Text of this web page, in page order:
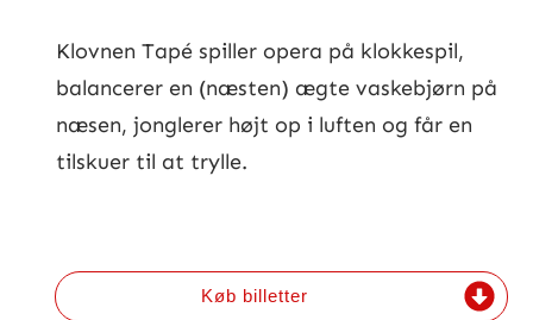
Klovnen Tapé spiller opera på klokkespil,
balancerer en (næsten) ægte vaskebjørn på
næsen, jonglerer højt op i luften og får en
tilskuer til at trylle.
Køb billetter